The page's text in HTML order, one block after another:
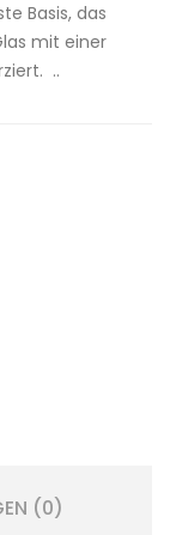
Basis, das
mit einer
..
(0)